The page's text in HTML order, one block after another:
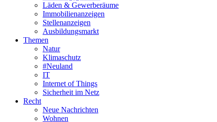
Läden & Gewerberäume
Immobilienanzeigen
Stellenanzeigen
Ausbildungsmarkt
Themen
Natur
Klimaschutz
#Neuland
IT
Internet of Things
Sicherheit im Netz
Recht
Neue Nachrichten
Wohnen